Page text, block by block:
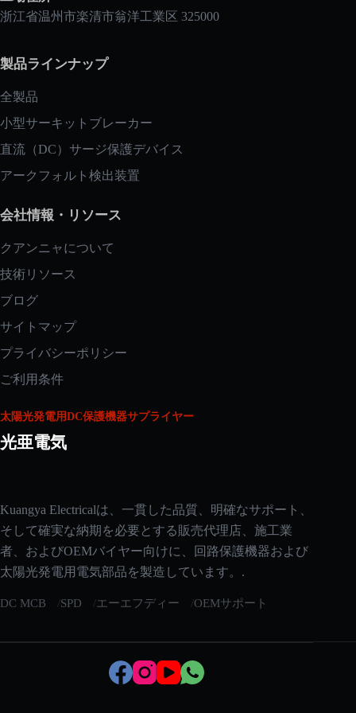
浙江省温州市楽清市翁洋工業区 325000
製品ラインナップ
全製品
小型サーキットブレーカー
直流（DC）サージ保護デバイス
アークフォルト検出装置
会社情報・リソース
クアンニャについて
技術リソース
ブログ
サイトマップ
プライバシーポリシー
ご利用条件
太陽光発電用DC保護機器サプライヤー
光亜電気
Kuangya Electricalは、一貫した品質、明確なサポート、
そして確実な納期を必要とする販売代理店、施工業
者、およびOEMバイヤー向けに、回路保護機器および
太陽光発電用電気部品を製造しています。.
DC MCB SPD エーエフディー OEMサポートGerman
Korean
Russian